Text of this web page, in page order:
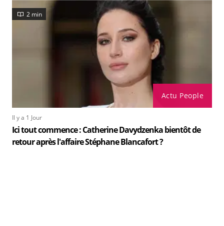
Actu People
2 min
Il y a 1 Jour
Ici tout commence : Catherine Davydzenka bientôt de
retour après l'affaire Stéphane Blancafort ?